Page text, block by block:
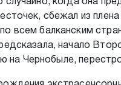
когда она
сбежал из
всем балканским
начало
на Чернобыле,